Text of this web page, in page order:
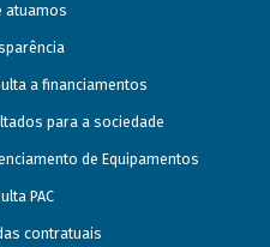
atuamos
a financiamentos
para a sociedade
de Equipamentos
PAC
contratuais